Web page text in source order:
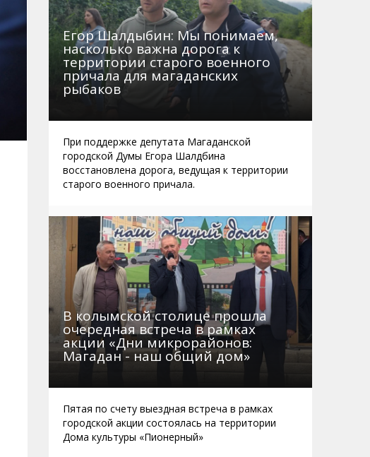
Егор Шалдыбин: Мы понимаем,
насколько важна дорога к
территории старого военного
причала для магаданских
рыбаков
При поддержке депутата Магаданской
городской Думы Егора Шалдбина
восстановлена дорога, ведущая к территории
старого военного причала.
В колымской столице прошла
очередная встреча в рамках
акции «Дни микрорайонов:
Магадан - наш общий дом»
Пятая по счету выездная встреча в рамках
городской акции состоялась на территории
Дома культуры «Пионерный»